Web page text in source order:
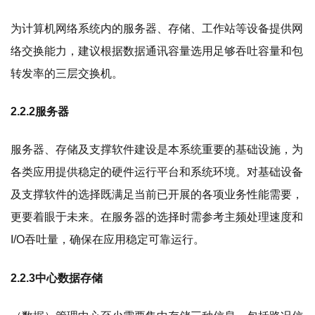
为计算机网络系统内的服务器、存储、工作站等设备提供网
络交换能力，建议根据数据通讯容量选用足够吞吐容量和包
转发率的三层交换机。
2.2.2服务器
服务器、存储及支撑软件建设是本系统重要的基础设施，为
各类应用提供稳定的硬件运行平台和系统环境。对基础设备
及支撑软件的选择既满足当前已开展的各项业务性能需要，
更要着眼于未来。在服务器的选择时需参考主频处理速度和
I/O吞吐量，确保在应用稳定可靠运行。
2.2.3中心数据存储